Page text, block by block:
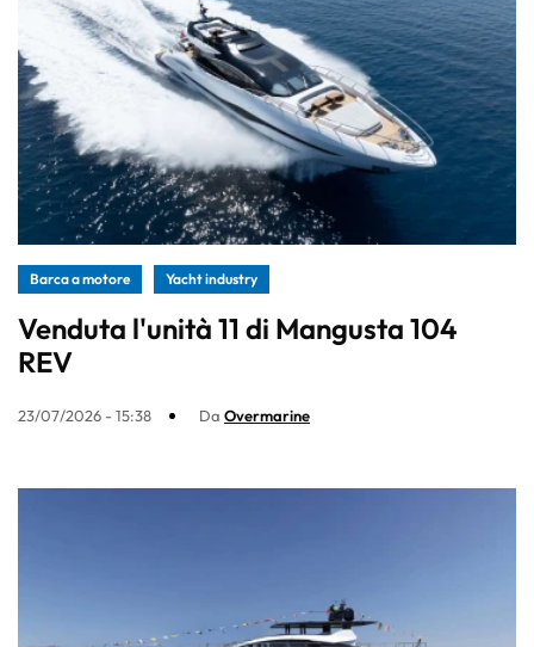
Barca a motore Yacht industry
Venduta l'unità 11 di Mangusta 104
REV
23/07/2026 - 15:38 Da Overmarine